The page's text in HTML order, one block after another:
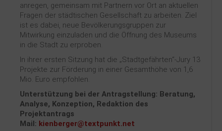
anregen, gemeinsam mit Partnern vor Ort an aktuellen
Fragen der städtischen Gesellschaft zu arbeiten. Ziel
ist es dabei, neue Bevölkerungsgruppen zur
Mitwirkung einzuladen und die Öffnung des Museums
in die Stadt zu erproben.
In ihrer ersten Sitzung hat die „Stadtgefährten“-Jury 13
Projekte zur Förderung in einer Gesamthöhe von 1,6
Mio. Euro empfohlen.
Unterstützung bei der Antragstellung: Beratung,
Analyse, Konzeption, Redaktion des
Projektantrags
Mail: kienberger@textpunkt.net